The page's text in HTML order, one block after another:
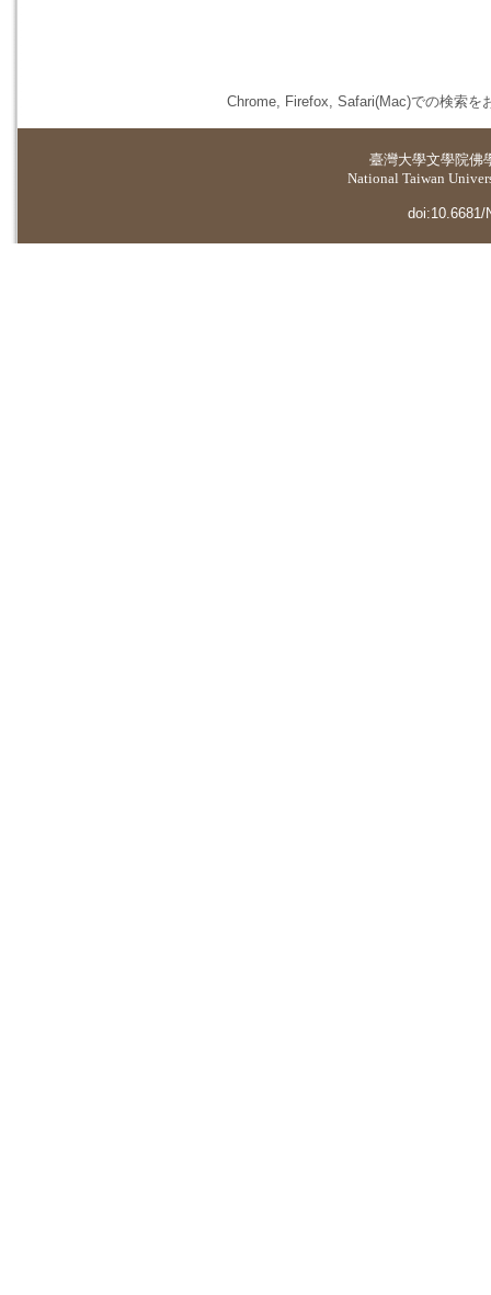
Chrome, Firefox, Safari(Mac)での検索を
臺灣大學文學院佛
National Taiwan
doi:10.6681/